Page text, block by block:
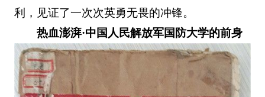
利，见证了一次次英勇无畏的冲锋。
热血澎湃·中国人民解放军国防大学的前身